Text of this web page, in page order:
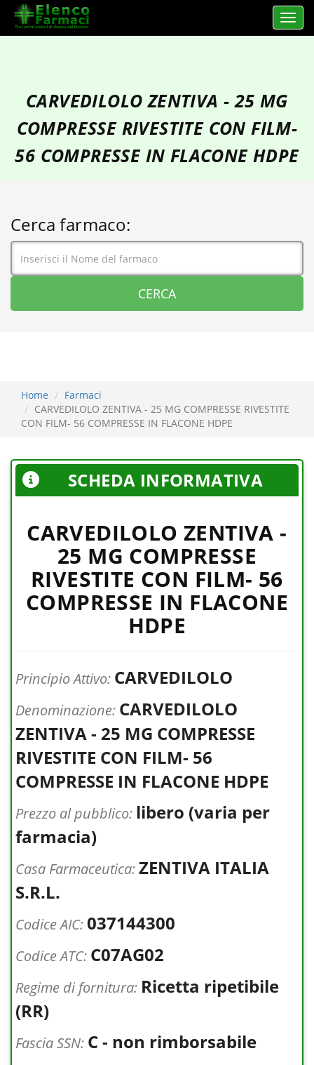
Apri
elencofarmaci.it
CARVEDILOLO ZENTIVA - 25 MG
COMPRESSE RIVESTITE CON FILM-
56 COMPRESSE IN FLACONE HDPE
Cerca farmaco:
Home
Farmaci
CARVEDILOLO ZENTIVA - 25 MG COMPRESSE RIVESTITE
CON FILM- 56 COMPRESSE IN FLACONE HDPE
SCHEDA INFORMATIVA
CARVEDILOLO ZENTIVA -
25 MG COMPRESSE
RIVESTITE CON FILM- 56
COMPRESSE IN FLACONE
HDPE
Principio Attivo: CARVEDILOLO
Denominazione: CARVEDILOLO
ZENTIVA - 25 MG COMPRESSE
RIVESTITE CON FILM- 56
COMPRESSE IN FLACONE HDPE
Prezzo al pubblico: libero (varia per
farmacia)
Casa Farmaceutica:ZENTIVA ITALIA
S.R.L.
Codice AIC:037144300
Codice ATC: C07AG02
Regime di fornitura: Ricetta ripetibile
(RR)
Fascia SSN: C - non rimborsabile